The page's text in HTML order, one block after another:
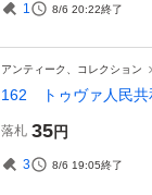
1 8/6 20:22終了
アンティーク、コレクション
162 トゥヴァ人民
落札 35円
3 8/6 19:05終了